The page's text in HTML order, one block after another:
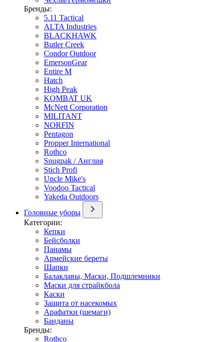
Бренды:
5.11 Tactical
ALTA Industries
BLACKHAWK
Butler Creek
Condor Outdoor
EmersonGear
Entire M
Hatch
High Peak
KOMBAT UK
McNett Corporation
MILITANT
NORFIN
Pentagon
Propper International
Rothco
Snugpak / Англия
Stich Profi
Uncle Mike's
Voodoo Tactical
Yakeda Outdoors
Головные уборы
Категории:
Кепки
Бейсболки
Панамы
Армейские береты
Шапки
Балаклавы, Маски, Подшлемники
Маски для страйкбола
Каски
Защита от насекомых
Арафатки (шемаги)
Банданы
Бренды:
Rothco